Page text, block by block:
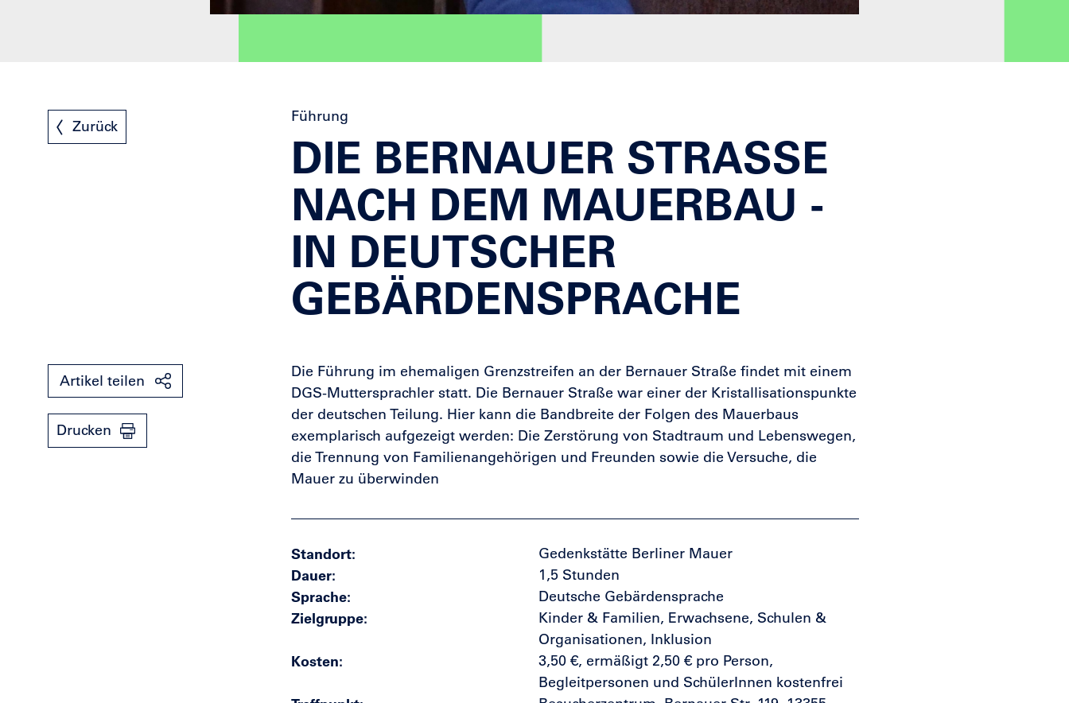
Zurück
Führung
DIE BERNAUER STRASSE N
ACH DEM MAUERBAU - I
N DEUTSCHER G
EBÄRDENSPRACHE
Artikel teilen
Drucken
Die Führung im ehemaligen Grenzstreifen an der Bernauer Straße findet mit einem
DGS-Muttersprachler statt. Die Bernauer Straße war einer der Kristallisationspunkte
der deutschen Teilung. Hier kann die Bandbreite der Folgen des Mauerbaus
exemplarisch aufgezeigt werden: Die Zerstörung von Stadtraum und Lebenswegen,
die Trennung von Familienangehörigen und Freunden sowie die Versuche, die
Mauer zu überwinden
Standort Gedenkstätte Berliner Mauer
Dauer 1,5 Stunden
Sprache Deutsche Gebärdensprache
Zielgruppe
Kinder & Familien, Erwachsene, Schulen &
Organisationen, Inklusion
Kosten
3,50 €, ermäßigt 2,50 € pro Person,
Begleitpersonen und SchülerInnen kostenfrei